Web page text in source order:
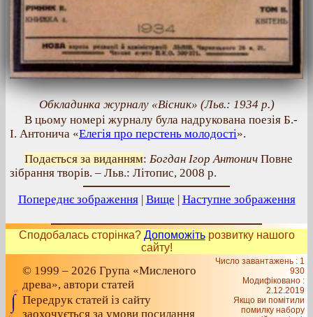
Обкладинка журналу «Вісник» (Льв.: 1934 р.)
В цьому номері журналу була надрукована поезія Б.-
І. Антонича «Елегія про перстень молодості».
Подається за виданням: Богдан Ігор Антонич Повне
зібрання творів. – Льв.: Літопис, 2008 р.
Попереднє зображення| Вище | Наступне зображення
Сподобалась сторінка? Допоможітьрозвитку нашого
сайту!
© 1999 – 2026 Група «Мисленого
древа», автори статей
Передрук статей із сайту
заохочується за умови посилання
Число завантажень : 1
930
Модифіковано :
2.12.2019
Якщо ви помітили
помилку набору